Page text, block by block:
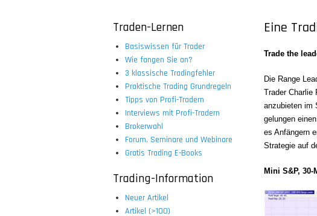
Traden-Lernen
Basiswissen für Trader
Wie fangen Sie an?
3 klassische Tradingfehler
Praktische Trading Grundregeln
Tipps von Profi-Tradern
Interviews mit Profi-Tradern
Brokerwahl
Forum, Seminare und Webinare
Gratis Trading E-Books
Trading-Information
Neuer Artikel
Artikel (>100)
Eine
Trade the
Die Range
Trader Charlie
anzubieten im
gelungen
es Anfängern
Strategie auf
Mini S&P,